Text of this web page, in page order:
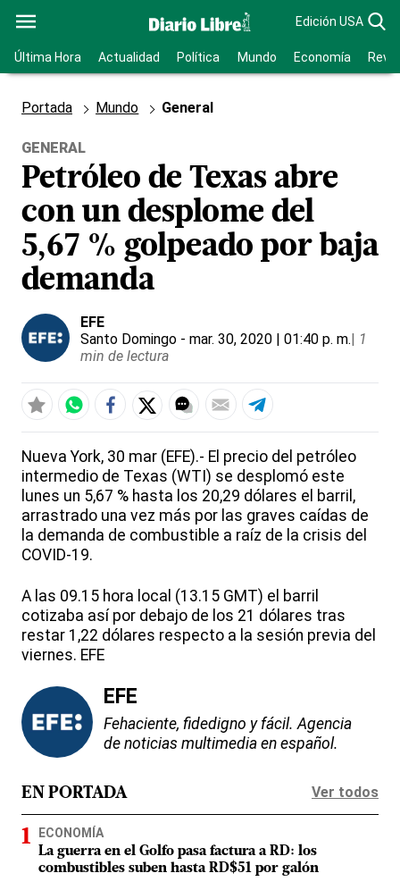
Edición USA
Última Hora Actualidad Política Mundo Economía
Portada Mundo General
GENERAL
Petróleo de Texas abre
con un desplome del
5,67 % golpeado por baja
demanda
EFE
Santo Domingo - mar. 30, 2020 | 01:40 p. m.| 1
min de lectura
Nueva York, 30 mar (EFE).- El precio del petróleo
intermedio de Texas (WTI) se desplomó este
lunes un 5,67 % hasta los 20,29 dólares el barril,
arrastrado una vez más por las graves caídas de
la demanda de combustible a raíz de la crisis del
COVID-19.
A las 09.15 hora local (13.15 GMT) el barril
cotizaba así por debajo de los 21 dólares tras
restar 1,22 dólares respecto a la sesión previa del
viernes. EFE
EFE
Fehaciente, fidedigno y fácil. Agencia
de noticias multimedia en español.
EN PORTADA Ver todos
ECONOMÍA
La guerra en el Golfo pasa factura a RD: los
combustibles suben hasta RD$51 por galón